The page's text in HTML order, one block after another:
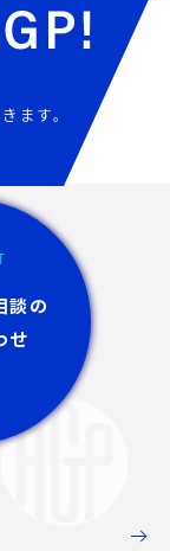
ます。
談の
せ